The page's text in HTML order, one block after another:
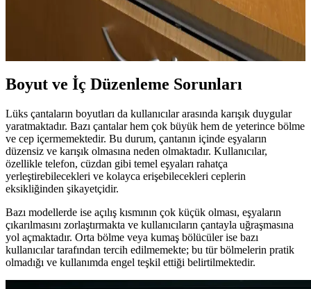
Bottega Veneta Andiamo çanta, bebek pembesi başta olmak üzere
renk seçenekleri, dokuma deri yapısı ve ömür boyu garantisiyle
kullanıcılar arasında şık ve kullanışlı bir tercih olarak öne çıkıyor.
Boyut ve İç Düzenleme Sorunları
Lüks çantaların boyutları da kullanıcılar arasında karışık duygular
yaratmaktadır. Bazı çantalar hem çok büyük hem de yeterince bölme
ve cep içermemektedir. Bu durum, çantanın içinde eşyaların
düzensiz ve karışık olmasına neden olmaktadır. Kullanıcılar,
özellikle telefon, cüzdan gibi temel eşyaları rahatça
yerleştirebilecekleri ve kolayca erişebilecekleri ceplerin
eksikliğinden şikayetçidir.
Bazı modellerde ise açılış kısmının çok küçük olması, eşyaların
çıkarılmasını zorlaştırmakta ve kullanıcıların çantayla uğraşmasına
yol açmaktadır. Orta bölme veya kumaş bölücüler ise bazı
kullanıcılar tarafından tercih edilmemekte; bu tür bölmelerin pratik
olmadığı ve kullanımda engel teşkil ettiği belirtilmektedir.